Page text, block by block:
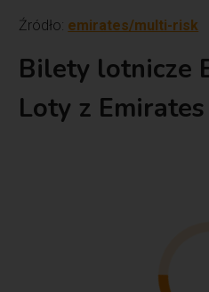
Źródło: emirates/multi-risk
Bilety lotnicze
Loty z Emirates